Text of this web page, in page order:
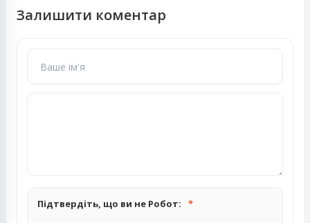
Залишити коментар
Підтвердіть, що ви не Робот: